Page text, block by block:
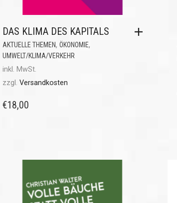
DAS KLIMA DES KAPITALS
AKTUELLE THEMEN, ÖKONOMIE,
UMWELT/KLIMA/VERKEHR
inkl. MwSt.
zzgl. Versandkosten
€18,00